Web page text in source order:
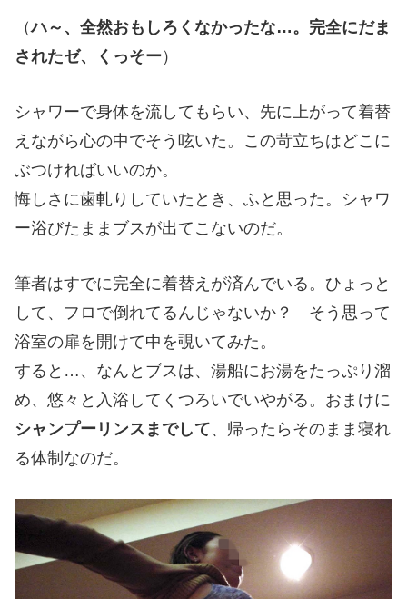
（ハ～、全然おもしろくなかったな…。完全にだま
されたゼ、くっそー）
シャワーで身体を流してもらい、先に上がって着替
えながら心の中でそう呟いた。この苛立ちはどこに
ぶつければいいのか。
悔しさに歯軋りしていたとき、ふと思った。シャワ
ー浴びたままブスが出てこないのだ。
筆者はすでに完全に着替えが済んでいる。ひょっと
して、フロで倒れてるんじゃないか？ そう思って
浴室の扉を開けて中を覗いてみた。
すると…、なんとブスは、湯船にお湯をたっぷり溜
め、悠々と入浴してくつろいでいやがる。おまけに
シャンプーリンスまでして、帰ったらそのまま寝れ
る体制なのだ。